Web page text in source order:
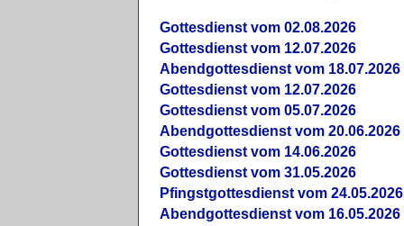
Gottesdienst vom 02.08.2026
Gottesdienst vom 12.07.2026
Abendgottesdienst vom 18.07.2026
Gottesdienst vom 12.07.2026
Gottesdienst vom 05.07.2026
Abendgottesdienst vom 20.06.2026
Gottesdienst vom 14.06.2026
Gottesdienst vom 31.05.2026
Pfingstgottesdienst vom 24.05.2026
Abendgottesdienst vom 16.05.2026